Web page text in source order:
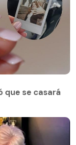
que se casará